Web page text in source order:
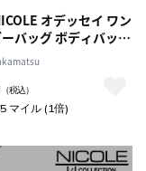
オデッセイ ワン
バッグ ボディバッグ
レー -03 メンズ
（税込）
マイル (1倍)